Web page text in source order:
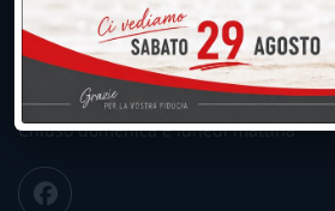
039.677.2778
info@peregoarredamenti.it
ORARI: 09.00/12.00 - 15.00/19.15
Chiuso domenica e lunedì mattina